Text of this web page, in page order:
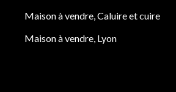
Maison à vendre, Caluire et cuire
Maison à vendre, Lyon